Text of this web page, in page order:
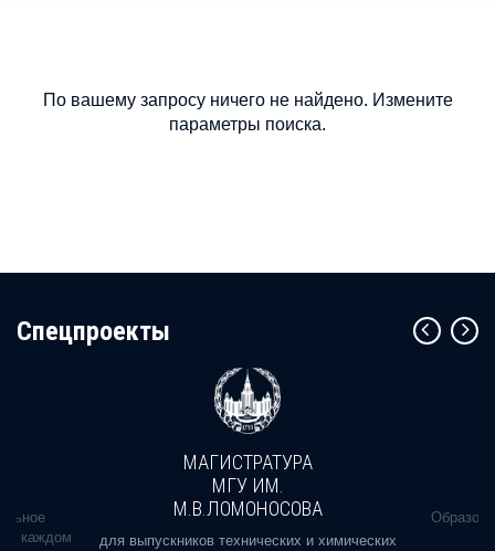
По вашему запросу ничего не найдено. Измените
параметры поиска.
Cпецпроекты
в каждом
МАГИСТРАТУРА
МГУ ИМ.
М.В.ЛОМОНОСОВА
для выпускников технических и химических